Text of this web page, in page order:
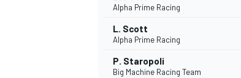
Alpha Prime Racing
L. Scott
Alpha Prime Racing
P. Staropoli
Big Machine Racing Team